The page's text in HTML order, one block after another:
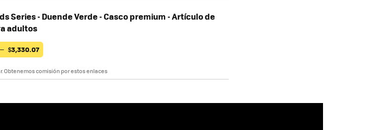
Series - Duende Verde - Casco premium - Artículo de
adultos
$3,330.07
Obtenemos comisión por estos enlaces